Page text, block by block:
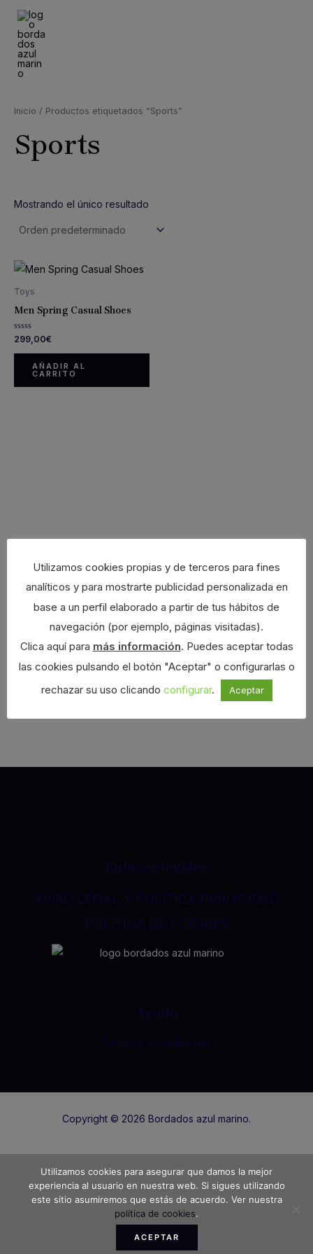
contenido
Inicio / Productos etiquetados “Sports”
Sports
Mostrando el único resultado
Toys
Men Spring Casual Shoes
Valorado
0
299,00€
AÑADIR AL
CARRITO
Enlaces legales
AVISO LEGAL Y POLÍTICA PRIVACIDAD
POLÍTICA DE COOKIES
Ayuda
Terminos y condiciones
Copyright © 2026 Bordados azul marino.
Get in touch
+34 664 68 27 54 / 985 80 12 28
Utilizamos cookies propias y de terceros para fines
analíticos y para mostrarte publicidad personalizada en
base a un perfil elaborado a partir de tus hábitos de
navegación (por ejemplo, páginas visitadas).
Clica aquí para más información. Puedes aceptar todas
las cookies pulsando el botón "Aceptar" o configurarlas o
rechazar su uso clicando configurar. Aceptar
Utilizamos cookies para asegurar que damos la mejor
experiencia al usuario en nuestra web. Si sigues utilizando
este sitio asumiremos que estás de acuerdo. Ver nuestra
política de cookies.
ACEPTAR